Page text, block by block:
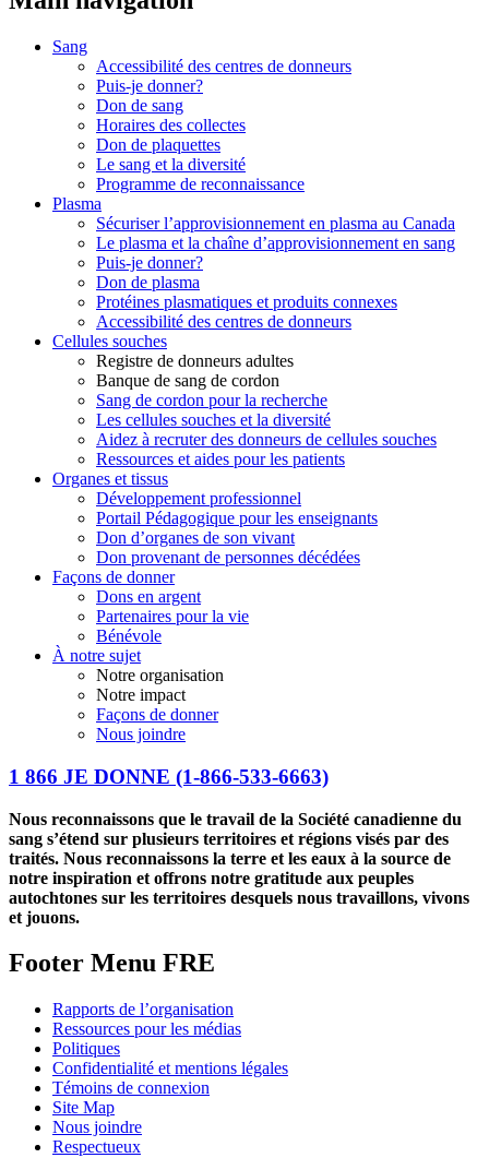
Sang
Accessibilité des centres de donneurs
Puis-je donner?
Don de sang
Horaires des collectes
Don de plaquettes
Le sang et la diversité
Programme de reconnaissance
Plasma
Sécuriser l’approvisionnement en plasma au Canada
Le plasma et la chaîne d’approvisionnement en sang
Puis-je donner?
Don de plasma
Protéines plasmatiques et produits connexes
Accessibilité des centres de donneurs
Cellules souches
Registre de donneurs adultes
Banque de sang de cordon
Sang de cordon pour la recherche
Les cellules souches et la diversité
Aidez à recruter des donneurs de cellules souches
Ressources et aides pour les patients
Organes et tissus
Développement professionnel
Portail Pédagogique pour les enseignants
Don d’organes de son vivant
Don provenant de personnes décédées
Façons de donner
Dons en argent
Partenaires pour la vie
Bénévole
À notre sujet
Notre organisation
Notre impact
Façons de donner
Nous joindre
1 866 JE DONNE (1-866-533-6663)
Nous reconnaissons que le travail de la Société canadienne du
sang s’étend sur plusieurs territoires et régions visés par des
traités. Nous reconnaissons la terre et les eaux à la source de
notre inspiration et offrons notre gratitude aux peuples
autochtones sur les territoires desquels nous travaillons, vivons
et jouons.
Footer Menu FRE
Rapports de l’organisation
Ressources pour les médias
Politiques
Confidentialité et mentions légales
Témoins de connexion
Site Map
Nous joindre
Respectueux